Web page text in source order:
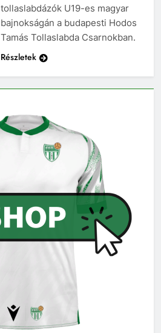
tollaslabdázók U19-es magyar
bajnokságán a budapesti Hodos
Tamás Tollaslabda Csarnokban.
Részletek